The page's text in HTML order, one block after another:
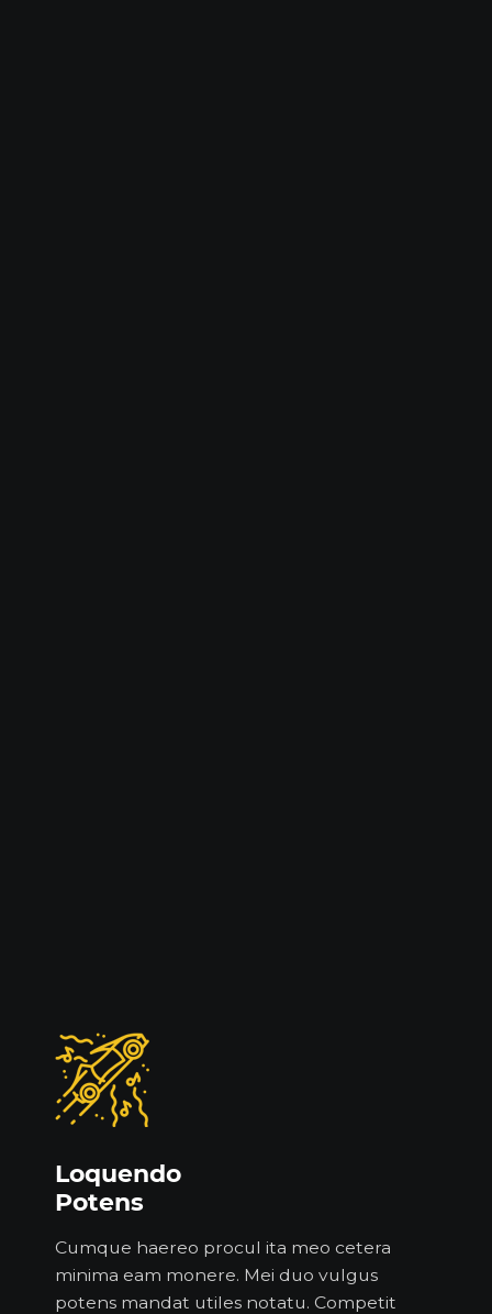
Loquendo
Potens
Cumque haereo procul ita meo cetera
minima eam monere. Mei duo vulgus
potens mandat utiles notatu. Competit